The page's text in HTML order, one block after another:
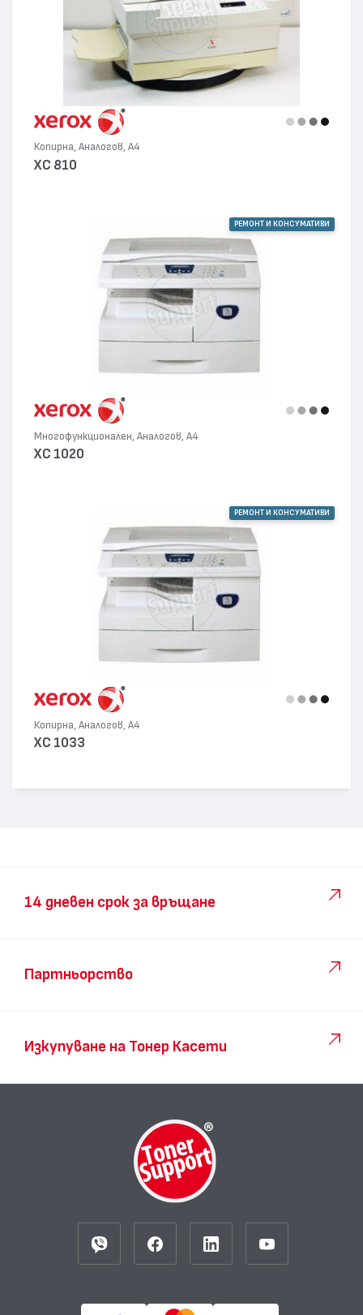
Копирна, Аналогов, А4
XC 810
РЕМОНТ И КОНСУМАТИВИ
Многофункционален, Аналогов, А4
XC 1020
РЕМОНТ И КОНСУМАТИВИ
Копирна, Аналогов, А4
XC 1033
14 дневен срок за връщане
Партньорство
Изкупуване на Тонер Касети